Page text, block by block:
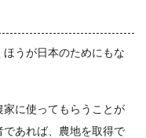
うが日本のためにもな
に使ってもらうことが
あれば、農地を取得で